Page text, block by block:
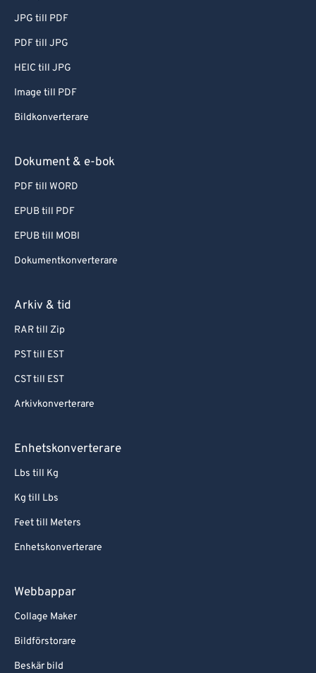
JPG till PDF
PDF till JPG
HEIC till JPG
Image till PDF
Bildkonverterare
Dokument & e-bok
PDF till WORD
EPUB till PDF
EPUB till MOBI
Dokumentkonverterare
Arkiv & tid
RAR till Zip
PST till EST
CST till EST
Arkivkonverterare
Enhetskonverterare
Lbs till Kg
Kg till Lbs
Feet till Meters
Enhetskonverterare
Webbappar
Collage Maker
Bildförstorare
Beskär bild